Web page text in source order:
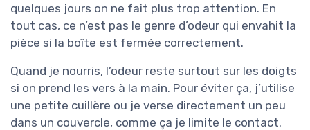
quelques jours on ne fait plus trop attention. En
tout cas, ce n’est pas le genre d’odeur qui envahit la
pièce si la boîte est fermée correctement.
Quand je nourris, l’odeur reste surtout sur les doigts
si on prend les vers à la main. Pour éviter ça, j’utilise
une petite cuillère ou je verse directement un peu
dans un couvercle, comme ça je limite le contact.